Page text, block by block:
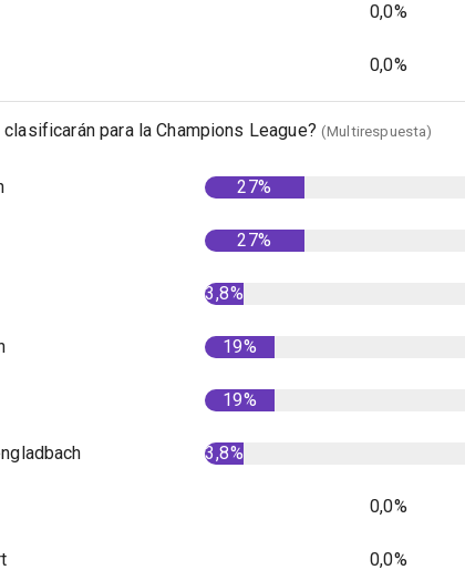
0,0%
0,0%
para la Champions League? (Multirespuesta)
27%
27%
3,8%
19%
19%
3,8%
0,0%
0,0%